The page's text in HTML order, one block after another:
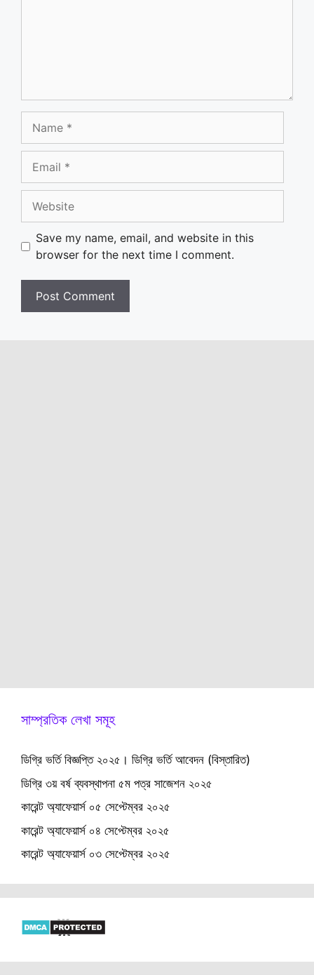
Save my name, email, and website in this
browser for the next time I comment.
সাম্প্রতিক লেখা সমূহ
ডিগ্রি ভর্তি বিজ্ঞপ্তি ২০২৫। ডিগ্রি ভর্তি আবেদন (বিস্তারিত)
ডিগ্রি ৩য় বর্ষ ব্যবস্থাপনা ৫ম পত্র সাজেশন ২০২৫
কারেন্ট অ্যাফেয়ার্স ০৫ সেপ্টেম্বর ২০২৫
কারেন্ট অ্যাফেয়ার্স ০৪ সেপ্টেম্বর ২০২৫
কারেন্ট অ্যাফেয়ার্স ০৩ সেপ্টেম্বর ২০২৫